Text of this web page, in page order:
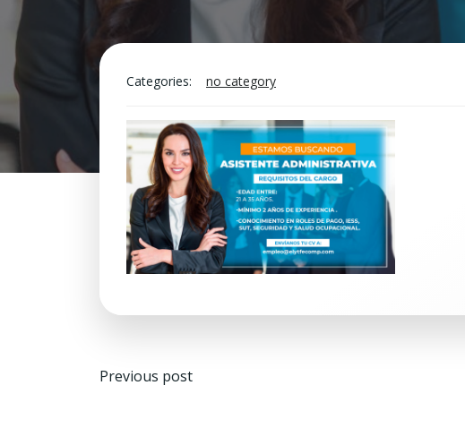
Categories: no category
Navegación
Previous post